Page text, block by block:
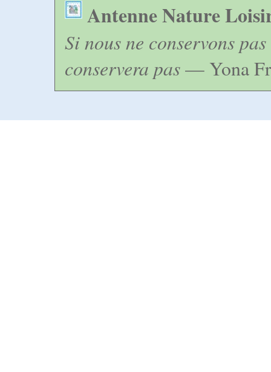
Antenne Nature
Si nous ne conservons
conservera pas— Yona